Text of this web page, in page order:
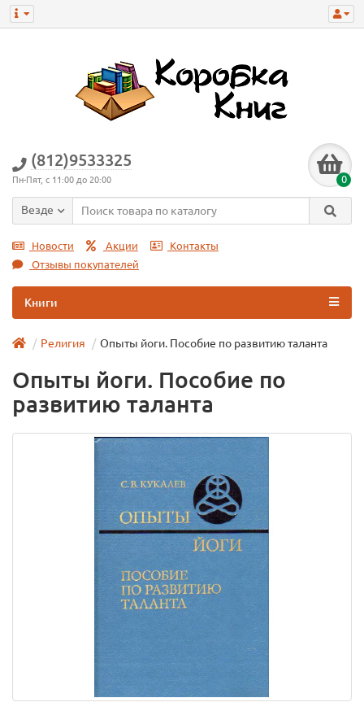
(812)9533325
Пн-Пят, с 11:00 до 20:00 0
Везде
Новости Акции
Контакты
Отзывы покупателей
Книги
Религия Опыты йоги. Пособие по развитию таланта
Опыты йоги. Пособие по
развитию таланта